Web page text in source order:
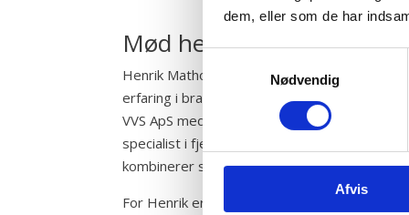
dem, eller som de har
Nødvendig
Afvis
Mød henrik
Henrik Mathorne er autoriseret VVS-
erfaring i branchen. Siden 2006 har han
VVS ApS med en passion for godt håndværk
specialist i fjernvarmeanlæg, gulvvarme og
kombinerer sin tekniske ekspertise med et
For Henrik er grundighed, aftaleoverholdelse